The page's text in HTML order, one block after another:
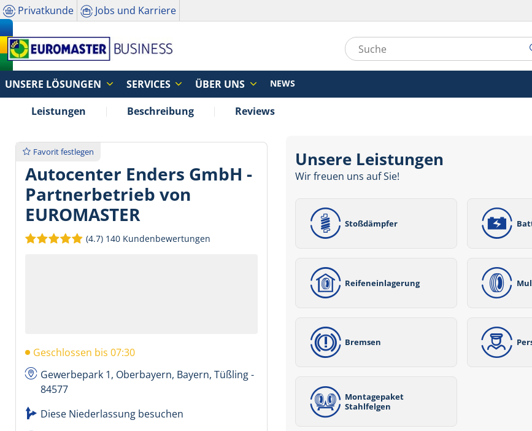
Privatkunde Jobs und Karriere
UNSERE LÖSUNGEN SERVICES ÜBER UNS NEWS
Leistungen Beschreibung Reviews
Favorit festlegen
Autocenter Enders GmbH -
Partnerbetrieb von
EUROMASTER
(4.7) 140 Kundenbewertungen
Geschlossen bis 07:30
Gewerbepark 1, Oberbayern, Bayern, Tüßling -
84577
Diese Niederlassung besuchen
Unsere Leistungen
Wir freuen uns auf Sie!
Stoßdämpfer
Reifeneinlagerung
Bremsen
Montagepaket
Stahlfelgen